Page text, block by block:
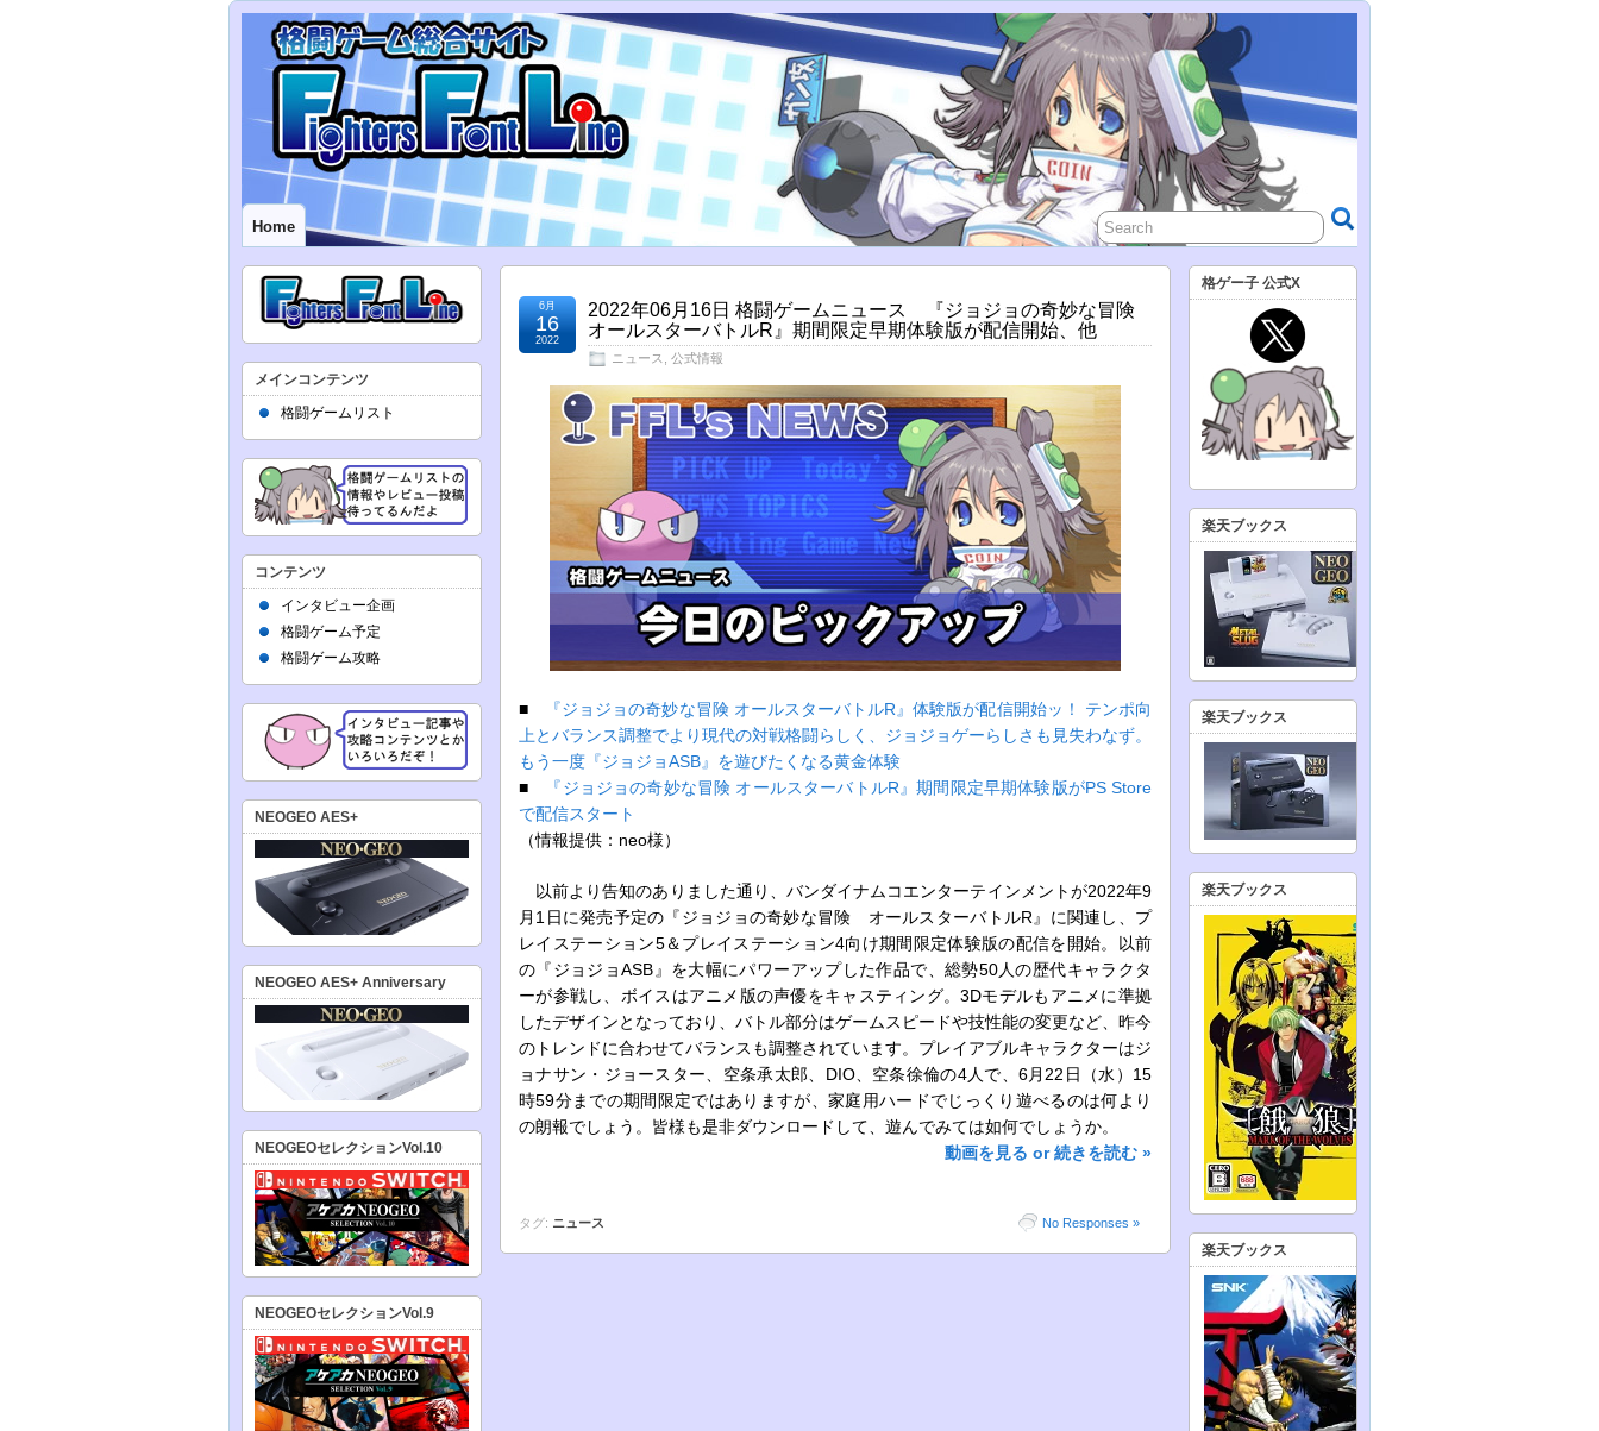
Home
2022年06月16日 格闘ゲームニュース 『ジョジョの奇妙な冒険
オールスターバトルR』期間限定早期体験版が配信開始、他
ニュース 公式情報
6月
16
2022
■
『ジョジョの奇妙な冒険 オールスターバトルR』体験版が配信開始ッ！ テンポ向
上とバランス調整でより現代の対戦格闘らしく、ジョジョゲーらしさも見失わなず。
もう一度『ジョジョASB』を遊びたくなる黄金体験
■
『ジョジョの奇妙な冒険 オールスターバトルR』期間限定早期体験版がPS Store
で配信スタート
（情報提供：neo様）
以前より告知のありました通り、バンダイナムコエンターテインメントが2022年9
月1日に発売予定の『ジョジョの奇妙な冒険 オールスターバトルR』に関連し、プ
レイステーション5＆プレイステーション4向け期間限定体験版の配信を開始。以前
の『ジョジョASB』を大幅にパワーアップした作品で、総勢50人の歴代キャラクタ
ーが参戦し、ボイスはアニメ版の声優をキャスティング。3Dモデルもアニメに準拠
したデザインとなっており、バトル部分はゲームスピードや技性能の変更など、昨今
のトレンドに合わせてバランスも調整されています。プレイアブルキャラクターはジ
ョナサン・ジョースター、空条承太郎、DIO、空条徐倫の4人で、6月22日（水）15
時59分までの期間限定ではありますが、家庭用ハードでじっくり遊べるのは何より
の朗報でしょう。皆様も是非ダウンロードして、遊んでみては如何でしょうか。
動画を見る or 続きを読む »
No Responses »
タグ: ニュース
メインコンテンツ
格闘ゲームリスト
コンテンツ
インタビュー企画
格闘ゲーム予定
格闘ゲーム攻略
NEOGEO AES+
NEOGEO AES+ Anniversary
NEOGEOセレクションVol.10
NEOGEOセレクションVol.9
格ゲー子 公式X
楽天ブックス
楽天ブックス
楽天ブックス
楽天ブックス